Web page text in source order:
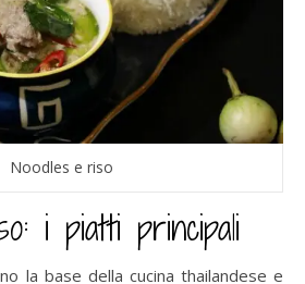
Noodles e riso
i piatti principali
la base della cucina thailandese e